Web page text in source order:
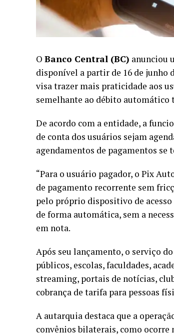
O Banco Central (BC) anunciou
disponível a partir de 16 de junho
visa trazer mais praticidade aos
semelhante ao débito automático
De acordo com a entidade, a
de conta dos usuários sejam
agendamentos de pagamentos se
“Para o usuário pagador, o Pix
de pagamento recorrente sem
pelo próprio dispositivo de
de forma automática, sem a
em nota.
Após seu lançamento, o serviço
públicos, escolas, faculdades,
streaming, portais de notícias,
cobrança de tarifa para pessoas
A autarquia destaca que a
convênios bilaterais, como